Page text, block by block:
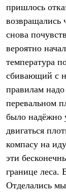
Флисовая
Куртки
Брюки
Детская одежда
Комбинезоны
Куртки
Брюки
Утепленная
Комбинезоны
Куртки
Брюки
Лёгкая одежда
Футболки
Брюки
Софтшелл
Куртки
Флисовая одежда
Куртки
пришлось
возвращались
снова
вероятно
температура
сбивающий с
правилам
перевальном
было надёжно
двигаться
компасу на
эти
границе леса.
Отделались